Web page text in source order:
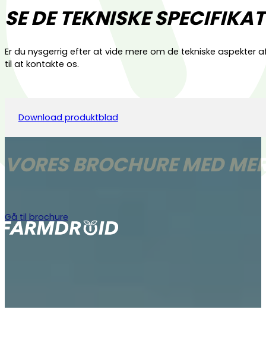
SE DE TEKNISKE
Er du nysgerrig efter at vide mere om de tekniske
til at kontakte os.
Download produktblad
VORES BROCHURE MED
Gå til brochure